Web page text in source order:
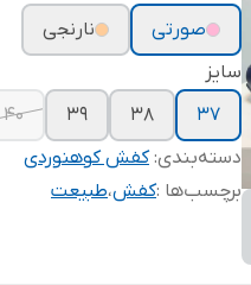
صورتی
نارنجی
سایز
37
38
39
40
دسته‌بندی:کفش کوهنوردی
برچسب‌ها :کفش،طبیعت